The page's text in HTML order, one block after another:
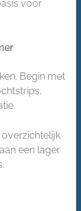
voor
Begin met
een lager